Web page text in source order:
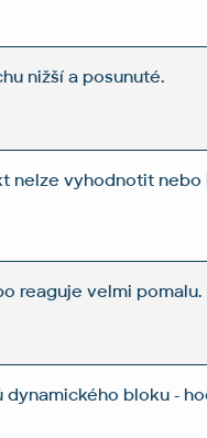
nižší a posunuté.
nelze vyhodnotit nebo
reaguje velmi pomalu.
bloku -